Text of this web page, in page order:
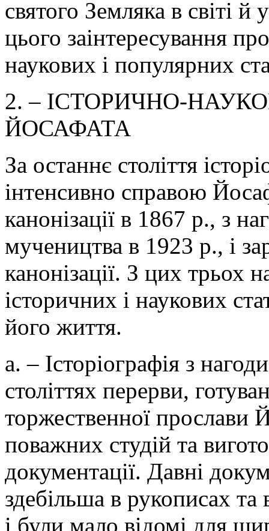
святого Земляка в світі
цього заінтересування
наукових і популярних
2. – ІСТОРИЧНО-
ЙОСАФАТА
За останнє століття
інтенсивно справою
канонізації в 1867 р., з
мучеництва в 1923 р., і
канонізації. З цих трьох
історичних і наукових
його життя.
а. – Історіографія з
століттях перерви,
торжественної прослави
поважних студій та
документації. Давні
здебільша в рукописах та
і були мало відомі для